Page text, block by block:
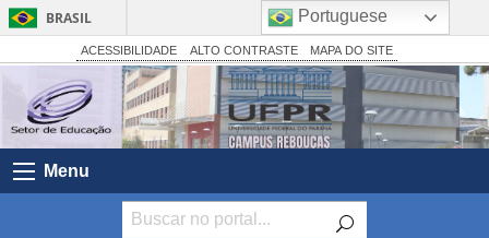
BRASIL
Simplifique!
Comunica BR
Participe
Acesso à informação
Canais
ACESSIBILIDADE ALTO CONTRASTE MAPA DO SITE
Menu
Portuguese